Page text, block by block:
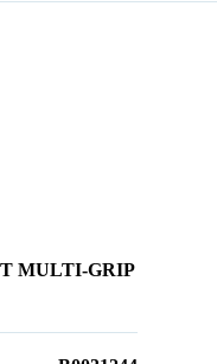
MULTI-GRIP